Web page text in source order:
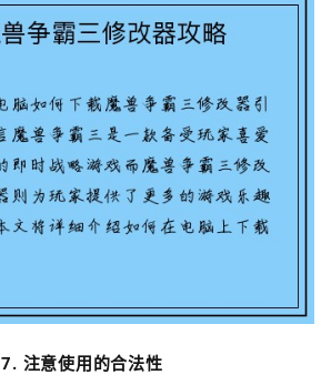
7. 注意使用的合法性